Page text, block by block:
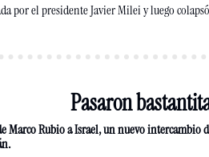
por el presidente Javier Milei y luego colapsó
Pasaron
Marco Rubio a Israel, un nuevo intercambio